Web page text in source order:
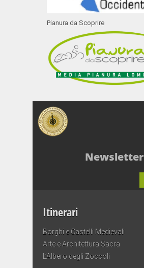
Pianura da Scoprire
Newsletter
Itinerari
Borghi e Castelli Medievali
Arte e Architettura Sacra
L’Albero degli Zoccoli